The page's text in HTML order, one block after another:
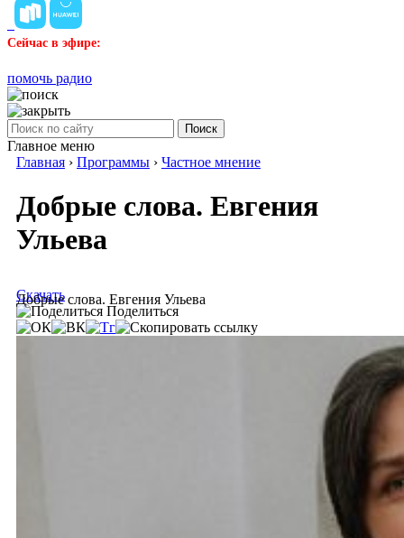
Сейчас в эфире:
помочь радио
Поиск
Главное меню
Главная › Программы › Частное мнение
Добрые слова. Евгения
Ульева
Добрые слова. Евгения Ульева
Скачать
Поделиться